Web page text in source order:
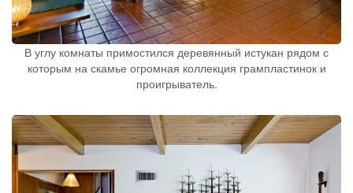
В углу комнаты примостился деревянный истукан рядом с
которым на скамье огромная коллекция грампластинок и
проигрыватель.